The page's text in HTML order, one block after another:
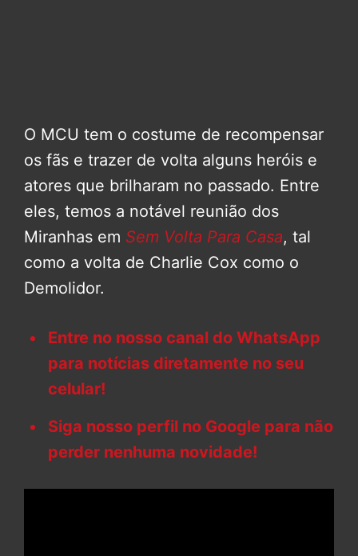
O MCU tem o costume de recompensar
os fãs e trazer de volta alguns heróis e
atores que brilharam no passado. Entre
eles, temos a notável reunião dos
Miranhas em Sem Volta Para Casa, tal
como a volta de Charlie Cox como o
Demolidor.
Entre no nosso canal do WhatsApp
para notícias diretamente no seu
celular!
Siga nosso perfil no Google para não
perder nenhuma novidade!